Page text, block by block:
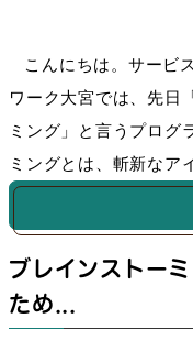
こんにちは。サービ
ワーク大宮では、先日
ミング」と言うプログ
ミングとは、斬新なア
ブレインストー
ため...